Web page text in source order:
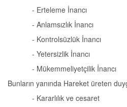
- Erteleme İnancı
- Anlamsızlık İnancı
- Kontrolsüzlük İnancı
- Yetersizlik İnancı
- Mükemmeliyetçilik İnancı
Bunların yanında Hareket üreten
- Kararlılık ve cesaret